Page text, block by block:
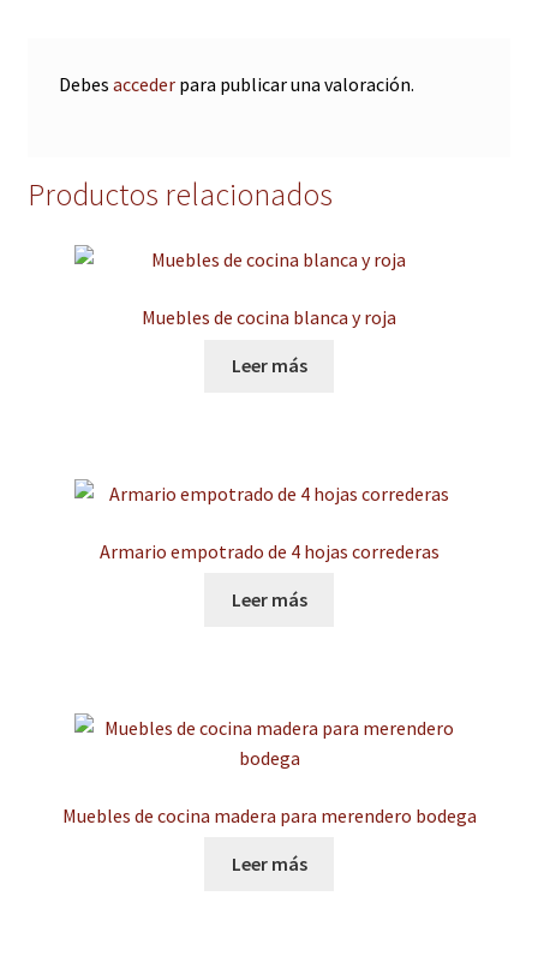
Debes accederpara publicar una valoración.
Productos relacionados
Muebles de cocina blanca y roja
Leer más
Armario empotrado de 4 hojas correderas
Leer más
Muebles de cocina madera para merendero bodega
Leer más